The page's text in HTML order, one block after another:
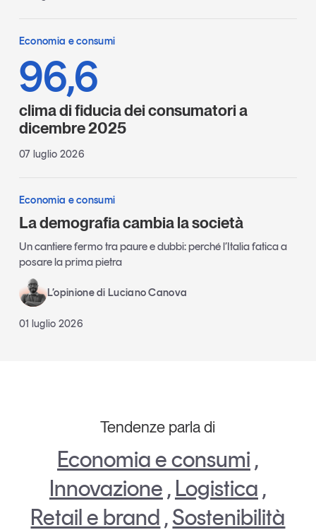
Economia e consumi
96,6
clima di fiducia dei consumatori a
dicembre 2025
07 luglio 2026
Economia e consumi
La demografia cambia la società
Un cantiere fermo tra paure e dubbi: perché l’Italia fatica a
posare la prima pietra
L’opinione di Luciano Canova
01 luglio 2026
Tendenze parla di
Economia e consumi ,
Innovazione , Logistica ,
Retail e brand ,Sostenibilità